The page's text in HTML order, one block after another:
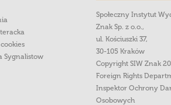
Sygnalistow
Społeczny Instytut
Znak Sp. z o.o.,
ul. Kościuszki 37,
30-105 Kraków
Copyright SIW Znak
Foreign Rights
Inspektor Ochrony
Osobowych